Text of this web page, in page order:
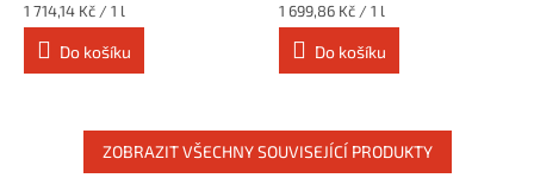
Měrná
cena:
1 714,14 Kč / 1 l
Do košíku
Měrná
cena:
1 699,86 Kč / 1 l
Do košíku
ZOBRAZIT VŠECHNY SOUVISEJÍCÍ PRODUKTY